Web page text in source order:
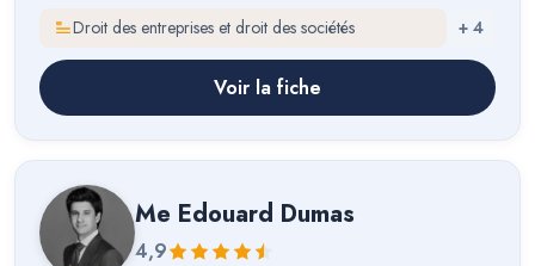
Droit des entreprises et droit des sociétés + 4
Voir la fiche
Me Edouard Dumas
4,9